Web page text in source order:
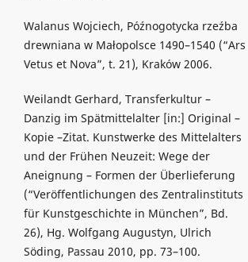
Walanus Wojciech, Późnogotycka rzeźba
drewniana w Małopolsce 1490–1540 (“Ars
Vetus et Nova”, t. 21), Kraków 2006.
Weilandt Gerhard, Transferkultur –
Danzig im Spätmittelalter [in:] Original –
Kopie –Zitat. Kunstwerke des Mittelalters
und der Frühen Neuzeit: Wege der
Aneignung – Formen der Überlieferung
(“Veröffentlichungen des Zentralinstituts
für Kunstgeschichte in München”, Bd.
26), Hg. Wolfgang Augustyn, Ulrich
Söding, Passau 2010, pp. 73–100.